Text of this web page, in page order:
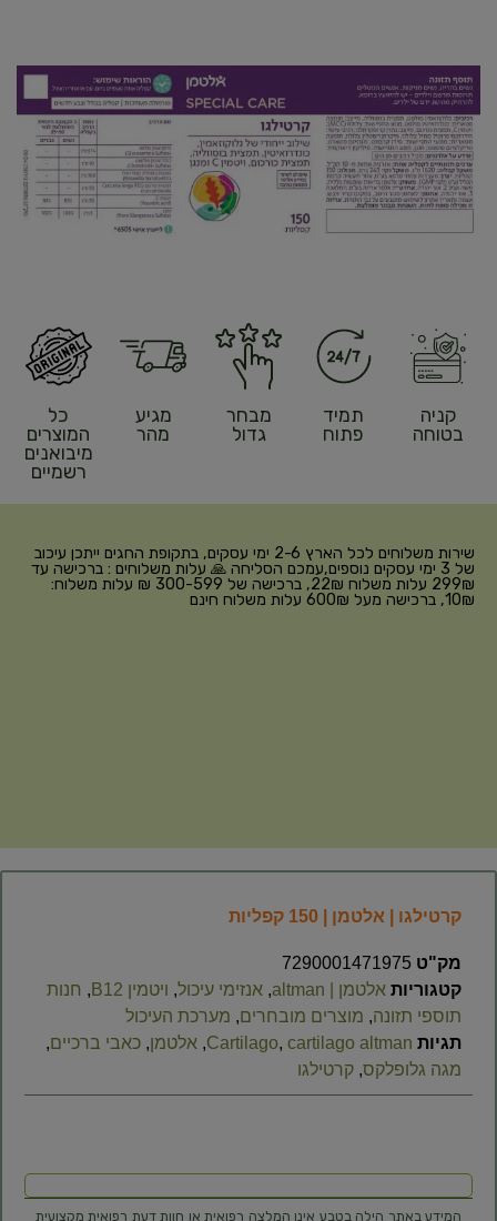
קניה
בטוחה
תמיד
פתוח
מבחר
גדול
מגיע
מהר
כל
המוצרים
מיבואנים
רשמיים
שירות משלוחים לכל הארץ 2-6 ימי עסקים, בתקופת החגים ייתכן עיכוב
של 3 ימי עסקים נוספים,עמכם הסליחה 🙏 עלות משלוחים : ברכישה עד
299₪ עלות משלוח 22₪, ברכישה של 300-599 ₪ עלות משלוח:
10₪, ברכישה מעל 600₪ עלות משלוח חינם
קרטילגו | אלטמן | 150 קפליות
מק"ט 7290001471975
קטגוריות אלטמן | altman , אנזימי עיכול, ויטמין B12 , חנות
תוספי תזונה, מוצרים מובחרים, מערכת העיכול
תגיות
Cartilago, cartilago altman
, אלטמן, כאבי ברכיים,
מגה גלופלקס, קרטילגו
המידע באתר הילה בטבע אינו המלצה רפואית או חוות דעת רפואית מקצועית